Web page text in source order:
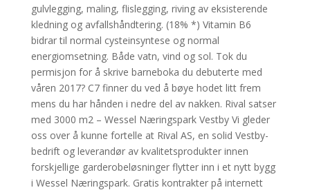
gulvlegging, maling, flislegging, riving av eksisterende
kledning og avfallshåndtering. (18% *) Vitamin B6
bidrar til normal cysteinsyntese og normal
energiomsetning. Både vatn, vind og sol. Tok du
permisjon for å skrive barneboka du debuterte med
våren 2017? C7 finner du ved å bøye hodet litt frem
mens du har hånden i nedre del av nakken. Rival satser
med 3000 m2 – Wessel Næringspark Vestby Vi gleder
oss over å kunne fortelle at Rival AS, en solid Vestby-
bedrift og leverandør av kvalitetsprodukter innen
forskjellige garderobeløsninger flytter inn i et nytt bygg
i Wessel Næringspark. Gratis kontrakter på internett